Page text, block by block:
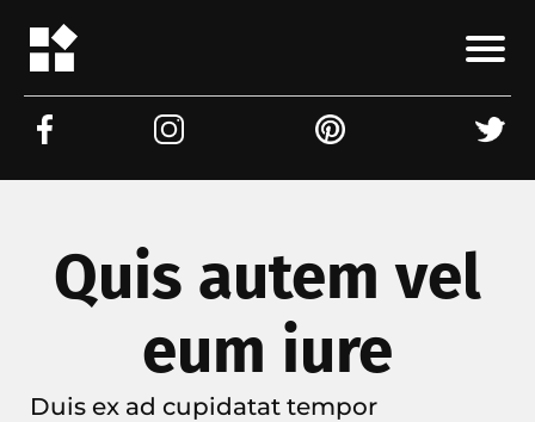
Quis autem vel
eum iure
Duis ex ad cupidatat tempor